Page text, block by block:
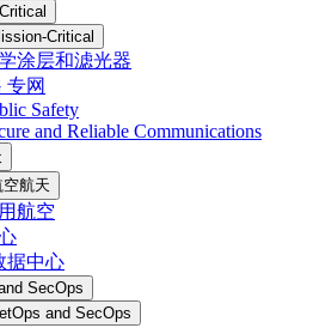
Critical
涂层和滤光器
专网
Safety
and Reliable Communications
空航天
航空
据中心
SecOps
and SecOps